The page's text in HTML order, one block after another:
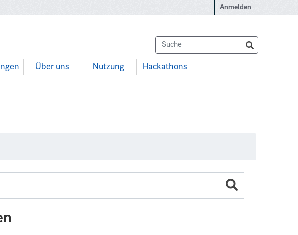
Anmelden
Über uns Nutzung Hackathons